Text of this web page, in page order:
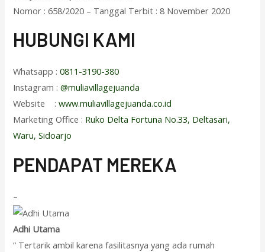
Nomor : 658/2020 – Tanggal Terbit : 8 November 2020
HUBUNGI KAMI
Whatsapp :0811-3190-380
Instagram :@muliavillagejuanda
Website :www.muliavillagejuanda.co.id
Marketing Office : Ruko Delta Fortuna No.33, Deltasari,
Waru, Sidoarjo
PENDAPAT MEREKA
–
Adhi Utama
“ Tertarik ambil karena fasilitasnya yang ada rumah